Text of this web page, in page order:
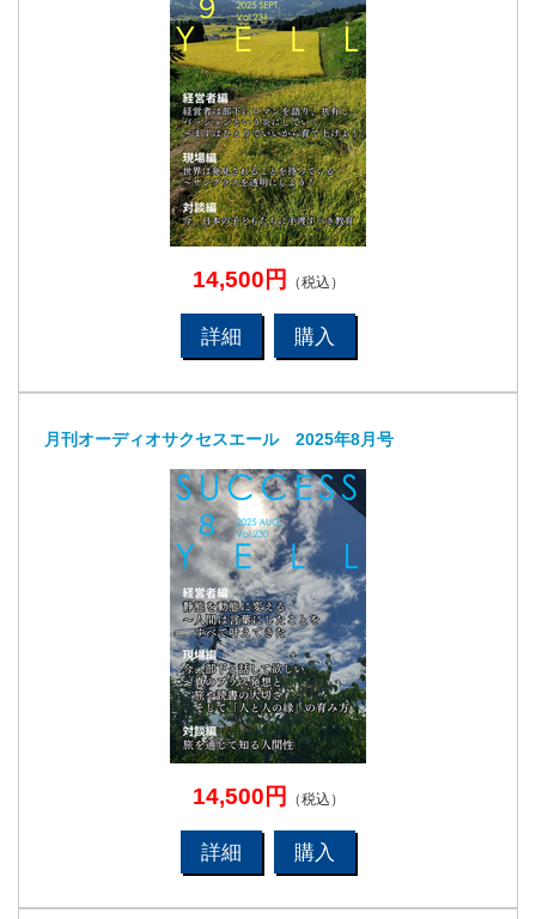
14,500円 （税込）
詳細 購入
月刊オーディオサクセスエール 2025年8月号
14,500円 （税込）
詳細 購入